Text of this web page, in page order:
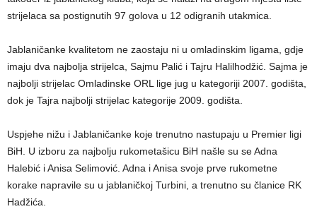
strijelaca sa postignutih 97 golova u 12 odigranih utakmica.
Jablaničanke kvalitetom ne zaostaju ni u omladinskim ligama, gdje
imaju dva najbolja strijelca, Sajmu Palić i Tajru Halilhodžić. Sajma je
najbolji strijelac Omladinske ORL lige jug u kategoriji 2007. godišta,
dok je Tajra najbolji strijelac kategorije 2009. godišta.
Uspjehe nižu i Jablaničanke koje trenutno nastupaju u Premier ligi
BiH. U izboru za najbolju rukometašicu BiH našle su se Adna
Halebić i Anisa Selimović. Adna i Anisa svoje prve rukometne
korake napravile su u jablaničkoj Turbini, a trenutno su članice RK
Hadžića.